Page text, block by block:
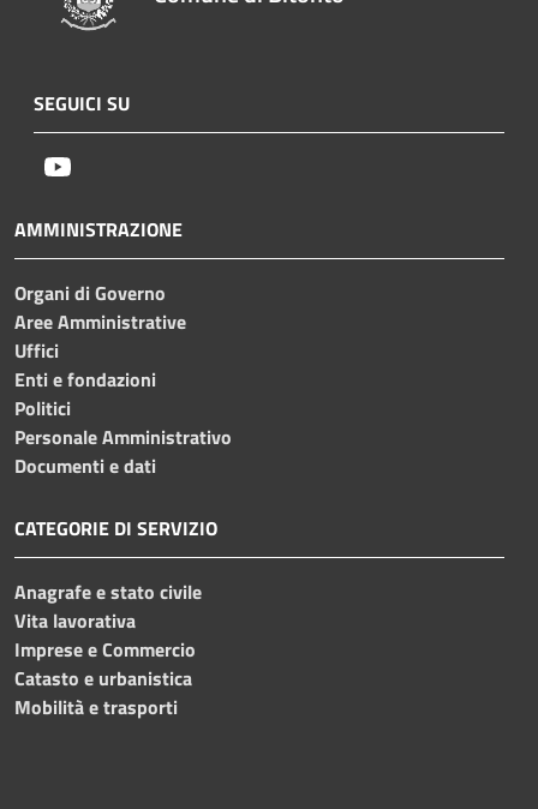
SEGUICI SU
AMMINISTRAZIONE
Organi di Governo
Aree Amministrative
Uffici
Enti e fondazioni
Politici
Personale Amministrativo
Documenti e dati
CATEGORIE DI SERVIZIO
Anagrafe e stato civile
Vita lavorativa
Imprese e Commercio
Catasto e urbanistica
Mobilità e trasporti